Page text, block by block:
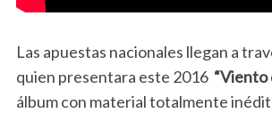
Las apuestas nacionales llegan a
quien presentara este 2016 “Viento
álbum con material totalmente